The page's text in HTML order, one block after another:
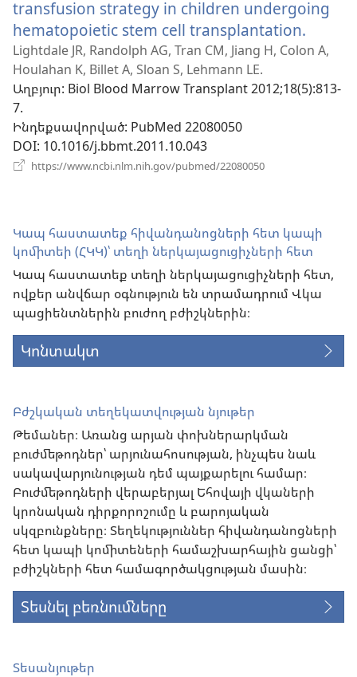
transfusion strategy in children undergoing
hematopoietic stem cell transplantation.
է
Lightdale JR, Randolph AG, Tran CM, Jiang H, Colon A,
Houlahan K, Billet A, Sloan S, Lehmann LE.
Աղբյուր‎: Biol Blood Marrow Transplant 2012;18(5):813-
7.
Ինդեքսավորված‎: PubMed 22080050
DOI‎: 10.1016/j.bbmt.2011.10.043
https://www.ncbi.nlm.nih.gov/pubmed/22080050
Կապ հաստատեք հիվանդանոցների հետ կապի
կոմիտեի (ՀԿԿ)՝ տեղի ներկայացուցիչների հետ
Կապ հաստատեք տեղի ներկայացուցիչների հետ,
ովքեր անվճար օգնություն են տրամադրում Վկա
պացիենտներին բուժող բժիշկներին։
Կոնտակտ
Բժշկական տեղեկատվության նյութեր
Թեմաներ։ Առանց արյան փոխներարկման
բուժմեթոդներ՝ արյունահոսության, ինչպես նաև
սակավարյունության դեմ պայքարելու համար։
Բուժմեթոդների վերաբերյալ Եհովայի վկաների
կրոնական դիրքորոշումը և բարոյական
սկզբունքները։ Տեղեկություններ հիվանդանոցների
հետ կապի կոմիտեների համաշխարհային ցանցի՝
բժիշկների հետ համագործակցության մասին։
Տեսնել բեռնումները
Տեսանյութեր